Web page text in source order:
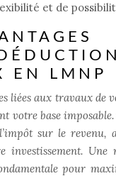
et de
EN LMNP
liées aux travaux de
votre base
sur le revenu,
investissement. Une
pour